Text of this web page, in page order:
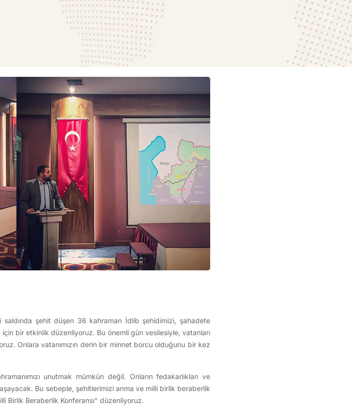
şehit düşen 36 kahraman İdlib şehidimizi, şahadete
bir etkinlik düzenliyoruz. Bu önemli gün vesilesiyle, vatanları
Onlara vatanımızın derin bir minnet borcu olduğunu bir kez
unutmak mümkün değil. Onların fedakarlıkları ve
Bu sebeple, şehitlerimizi anma ve milli birlik beraberlik
Birlik Beraberlik Konferansı" düzenliyoruz.